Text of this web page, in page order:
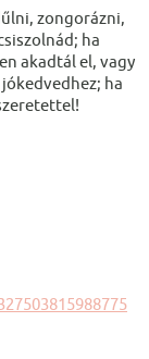
zongorázni,
ha
akadtál el, vagy
ha